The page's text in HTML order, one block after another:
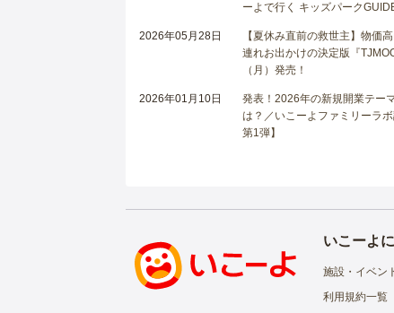
ーよで行く キッズパーク
2026年05月28日
【夏休み直前の救世主】物価
連れお出かけの決定版『
（月）発売！
2026年01月10日
発表！2026年の新規開業テー
は？／いこーよファミリーラ
第1弾】
いこーよ
施設・イベン
利用規約一覧